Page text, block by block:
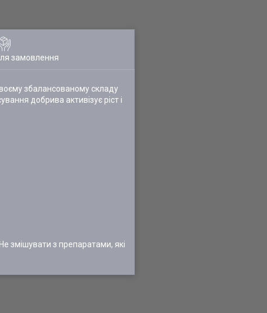
замовлення
збалансованому складу
добрива активізує ріст і
змішувати з препаратами, які